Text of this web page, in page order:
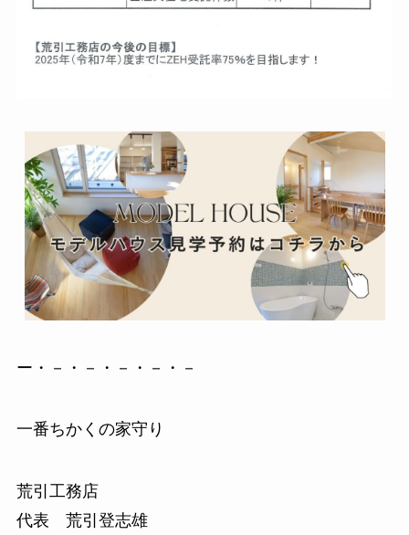
ー・－・－・－・－・－
一番ちかくの家守り
荒引工務店
代表 荒引登志雄